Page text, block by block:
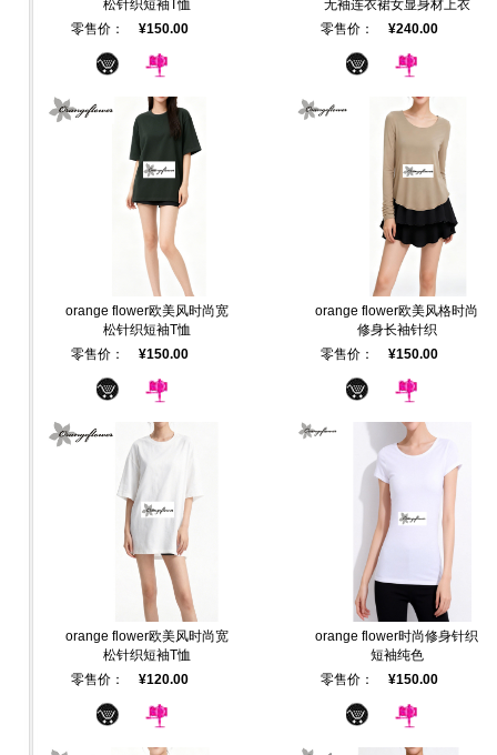
松针织短袖T恤
零售价：
¥150.00
无袖连衣裙女显身材上衣
零售价：
¥240.00
orange flower欧美风时尚宽
松针织短袖T恤
零售价：
¥150.00
orange flower欧美风格时尚
修身长袖针织
零售价：
¥150.00
orange flower欧美风时尚宽
松针织短袖T恤
零售价：
¥120.00
orange flower时尚修身针织
短袖纯色
零售价：
¥150.00